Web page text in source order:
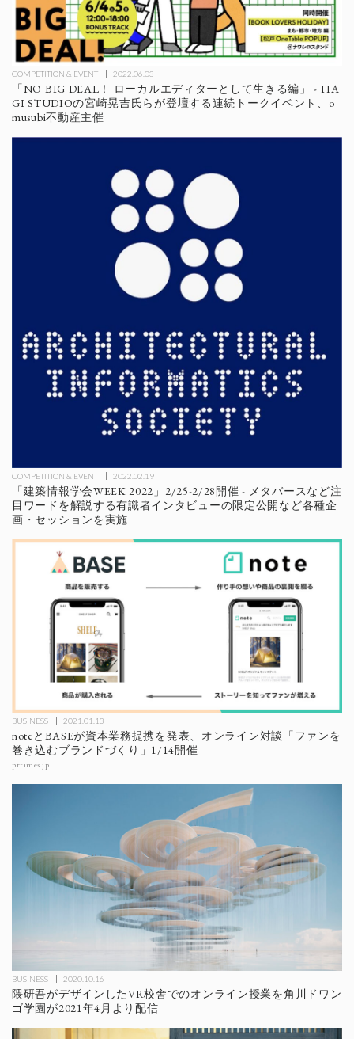
COMPETITION & EVENT 2022.06.03
「NO BIG DEAL！ ローカルエディターとして生きる編」 - HA
GI STUDIOの宮崎晃吉氏らが登壇する連続トークイベント、o
musubi不動産主催
COMPETITION & EVENT 2022.02.19
「建築情報学会WEEK 2022」2/25-2/28開催 - メタバースなど注
目ワードを解説する有識者インタビューの限定公開など各種企
画・セッションを実施
BUSINESS 2021.01.13
noteとBASEが資本業務提携を発表、オンライン対談「ファンを
巻き込むブランドづくり」1/14開催
prtimes.jp
BUSINESS 2020.10.16
隈研吾がデザインしたVR校舎でのオンライン授業を角川ドワン
ゴ学園が2021年4月より配信